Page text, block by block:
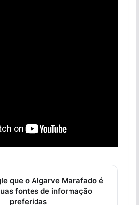
que o Algarve Marafado é
fontes de informação
preferidas